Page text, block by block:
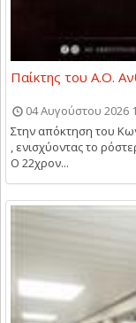
Παίκτης του Α.Ο.
04 Αυγούστου 2026
Στην απόκτηση του
, ενισχύοντας το
Ο 22χρον...